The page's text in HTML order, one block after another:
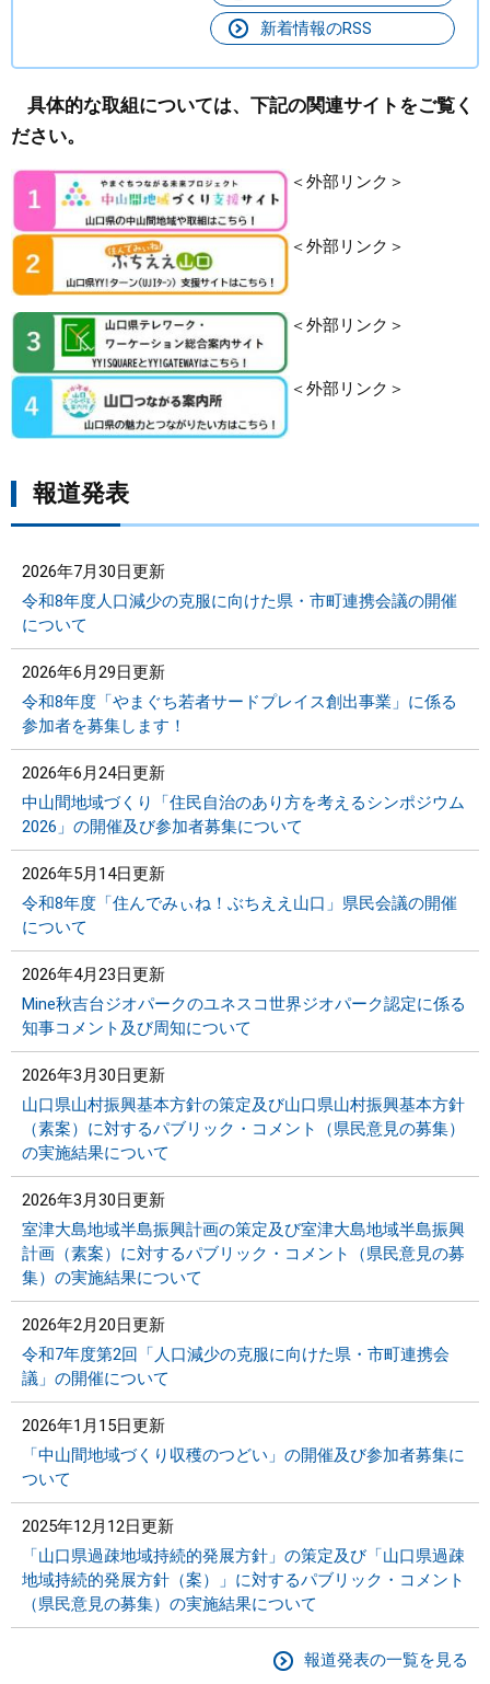
新着情報のRSS
具体的な取組については、下記の関連サイトをご覧く
ださい。
＜外部リンク＞
＜外部リンク＞
＜外部リンク＞
＜外部リンク＞
報道発表
2026年7月30日更新
令和8年度人口減少の克服に向けた県・市町連携会議の開催
について
2026年6月29日更新
令和8年度「やまぐち若者サードプレイス創出事業」に係る
参加者を募集します！
2026年6月24日更新
中山間地域づくり「住民自治のあり方を考えるシンポジウム
2026」の開催及び参加者募集について
2026年5月14日更新
令和8年度「住んでみぃね！ぶちええ山口」県民会議の開催
について
2026年4月23日更新
Mine秋吉台ジオパークのユネスコ世界ジオパーク認定に係る
知事コメント及び周知について
2026年3月30日更新
山口県山村振興基本方針の策定及び山口県山村振興基本方針
（素案）に対するパブリック・コメント（県民意見の募集）
の実施結果について
2026年3月30日更新
室津大島地域半島振興計画の策定及び室津大島地域半島振興
計画（素案）に対するパブリック・コメント（県民意見の募
集）の実施結果について
2026年2月20日更新
令和7年度第2回「人口減少の克服に向けた県・市町連携会
議」の開催について
2026年1月15日更新
「中山間地域づくり収穫のつどい」の開催及び参加者募集に
ついて
2025年12月12日更新
「山口県過疎地域持続的発展方針」の策定及び「山口県過疎
地域持続的発展方針（案）」に対するパブリック・コメント
（県民意見の募集）の実施結果について
報道発表の一覧を見る